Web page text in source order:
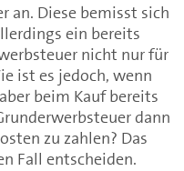
an. Diese bemisst sich
ein bereits
nicht nur für
ist es jedoch, wenn
beim Kauf bereits
dann
zu zahlen? Das
Fall entscheiden.